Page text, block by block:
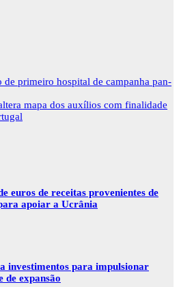
primeiro hospital de campanha pan-
mapa dos auxílios com finalidade
euros de receitas provenientes de
apoiar a Ucrânia
investimentos para impulsionar
de expansão